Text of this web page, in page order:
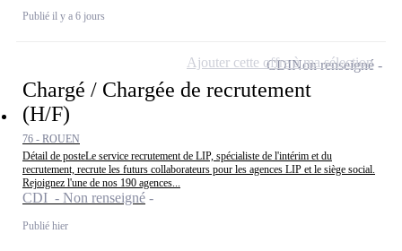
Publié il y a 6 jours
Chargé / Chargée de recrutement
(H/F)
76 - ROUEN
Détail de posteLe service recrutement de LIP, spécialiste de l'intérim et du
recrutement, recrute les futurs collaborateurs pour les agences LIP et le siège social.
Rejoignez l'une de nos 190 agences...
CDI - Non renseigné
Publié hier
CDINon renseigné
Ajouter cette offre à ma sélection